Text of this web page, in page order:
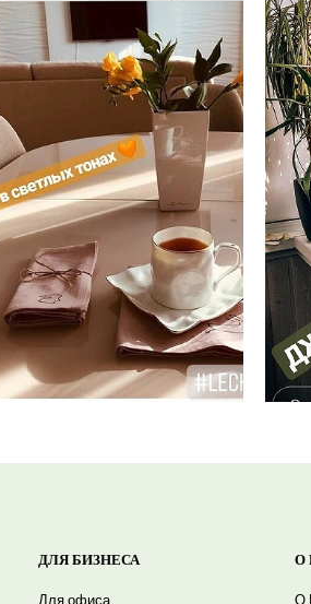
ДЛЯ БИЗНЕСА О